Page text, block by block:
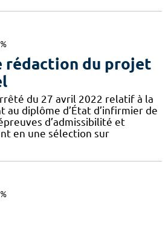
rédaction du projet
du 27 avril 2022 relatif à la
au diplôme d’État d’infirmier de
d’admissibilité et
en une sélection sur